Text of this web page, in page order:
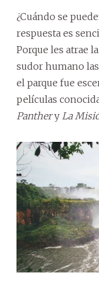
¿Cuándo se
respuesta es
Porque les atrae
sudor humano
el parque fue
películas
Panthery La